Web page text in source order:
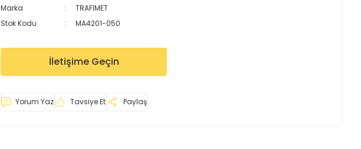
Marka
TRAFIMET
Stok Kodu
MA4201-050
İletişime Geçin
Yorum Yaz Tavsiye Et Paylaş